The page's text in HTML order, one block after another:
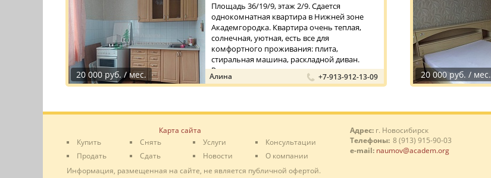
20 000 руб. / мес.
Площадь 36/19/9, этаж 2/9. Сдается
однокомнатная квартира в Нижней зоне
Академгородка. Квартира очень теплая,
солнечная, уютная, есть все для
комфортного проживания: плита,
стиральная машина, раскладной диван.
Рядом с до ...
Алина +7-913-912-13-09 20 000 руб. / мес.
Карта сайта
Купить
Продать
Снять
Сдать
Услуги
Новости
Консультации
О компании
Информация, размещенная на сайте, не является публичной офертой.
Адрес: г. Новосибирск
Телефоны: 8 (913) 915-90-03
e-mail: naumov@academ.org